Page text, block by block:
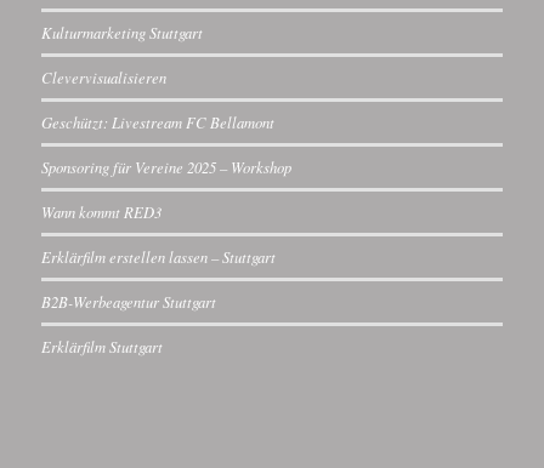
Kulturmarketing Stuttgart
Clevervisualisieren
Geschützt: Livestream FC Bellamont
Sponsoring für Vereine 2025 – Workshop
Wann kommt RED3
Erklärfilm erstellen lassen – Stuttgart
B2B-Werbeagentur Stuttgart
Erklärfilm Stuttgart